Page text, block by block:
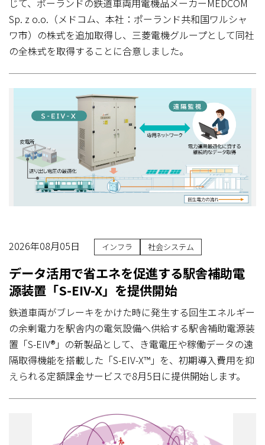
じて、ポーランドの鉄道車両用電機品メーカーMEDCOM
Sp. z o.o.（メドコム、本社：ポーランド共和国ワルシャ
ワ市）の株式を追加取得し、三菱電機グループとして同社
の全株式を取得することに合意しました。
2026年08月05日 インフラ 社会システム
データ活用で省エネを促進する駅舎補助電
源装置「S-EIV-X」を提供開始
鉄道車両がブレーキをかけた時に発生する回生エネルギー
の余剰電力を駅舎内の電気設備へ供給する駅舎補助電源装
置「S-EIV®」の新製品として、き電電圧や稼働データの遠
隔取得機能を搭載した「S-EIV-X™」を、初期導入費用を抑
えられる定額課金サービスで8月5日に提供開始します。